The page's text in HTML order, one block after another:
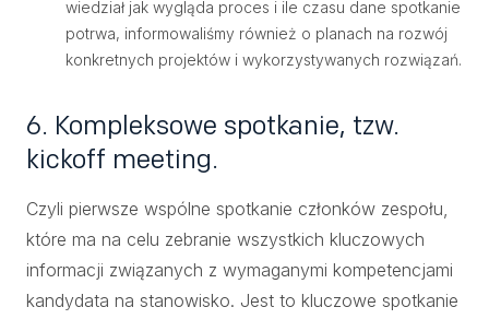
wiedział jak wygląda proces i ile czasu dane spotkanie
potrwa, informowaliśmy również o planach na rozwój
konkretnych projektów i wykorzystywanych rozwiązań.
6. Kompleksowe spotkanie, tzw.
kickoff meeting.
Czyli pierwsze wspólne spotkanie członków zespołu,
które ma na celu zebranie wszystkich kluczowych
informacji związanych z wymaganymi kompetencjami
kandydata na stanowisko. Jest to kluczowe spotkanie